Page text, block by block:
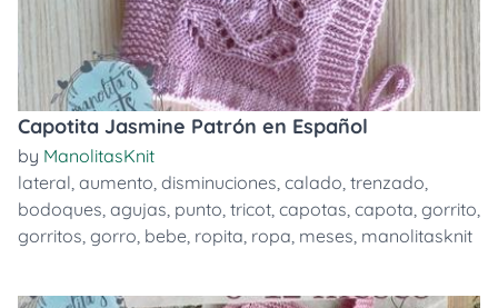
Capotita Jasmine Patrón en Español
by ManolitasKnit
lateral, aumento, disminuciones, calado, trenzado,
bodoques, agujas, punto, tricot, capotas, capota, gorrito,
gorritos, gorro, bebe, ropita, ropa, meses, manolitasknit